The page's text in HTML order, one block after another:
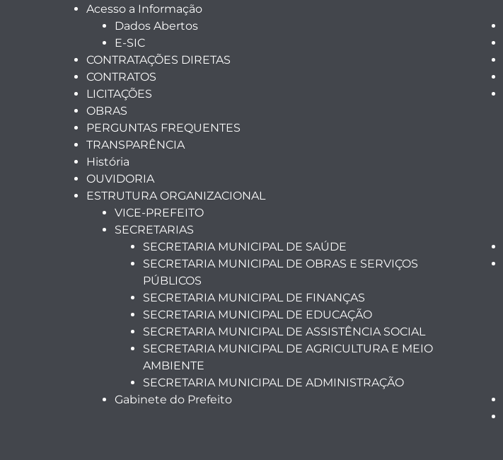
Acesso a Informação
Dados Abertos
E-SIC
CONTRATAÇÕES DIRETAS
CONTRATOS
LICITAÇÕES
OBRAS
PERGUNTAS FREQUENTES
TRANSPARÊNCIA
História
OUVIDORIA
ESTRUTURA ORGANIZACIONAL
VICE-PREFEITO
SECRETARIAS
SECRETARIA MUNICIPAL DE SAÚDE
SECRETARIA MUNICIPAL DE OBRAS E SERVIÇOS
PÚBLICOS
SECRETARIA MUNICIPAL DE FINANÇAS
SECRETARIA MUNICIPAL DE EDUCAÇÃO
SECRETARIA MUNICIPAL DE ASSISTÊNCIA SOCIAL
SECRETARIA MUNICIPAL DE AGRICULTURA E MEIO
AMBIENTE
SECRETARIA MUNICIPAL DE ADMINISTRAÇÃO
Gabinete do Prefeito